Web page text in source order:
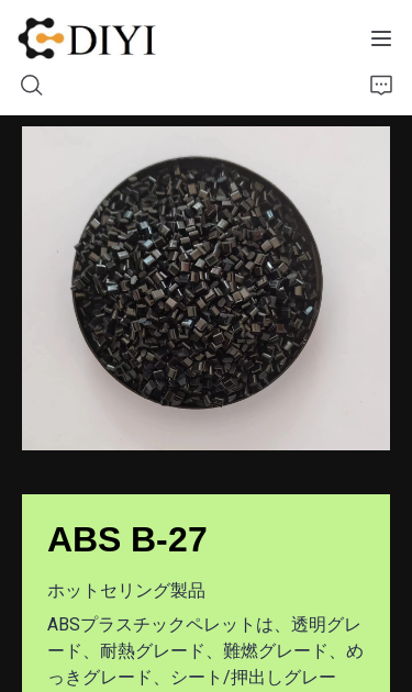
ABS B-27
ホットセリング製品
ABSプラスチックペレットは、透明グレ
ード、耐熱グレード、難燃グレード、め
っきグレード、シート/押出しグレー
私たちについて
材料ショーケース